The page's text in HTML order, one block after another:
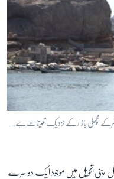
کے مچھلی بازار کے نزدیک تعینات ہے۔
20 جنوری سے قبل اپنی تحویل میں موجود ایک دوسرے